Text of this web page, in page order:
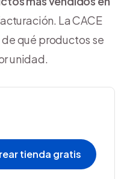
La CACE
qué productos se
unidad.
tienda gratis